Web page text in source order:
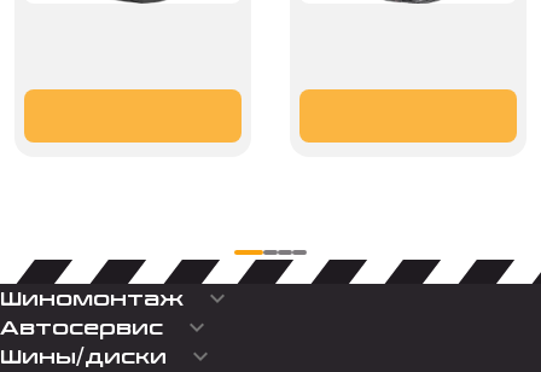
Шиномонтаж keyboard_arrow_down
Автосервис keyboard_arrow_down
Шины/диски keyboard_arrow_down